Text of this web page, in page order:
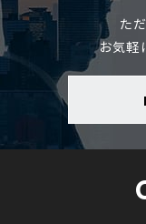
た
お気軽